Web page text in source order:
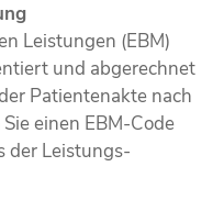
Leistungen (EBM)
und abgerechnet
Patienten­akte nach
einen EBM-Code
der Leistungs­